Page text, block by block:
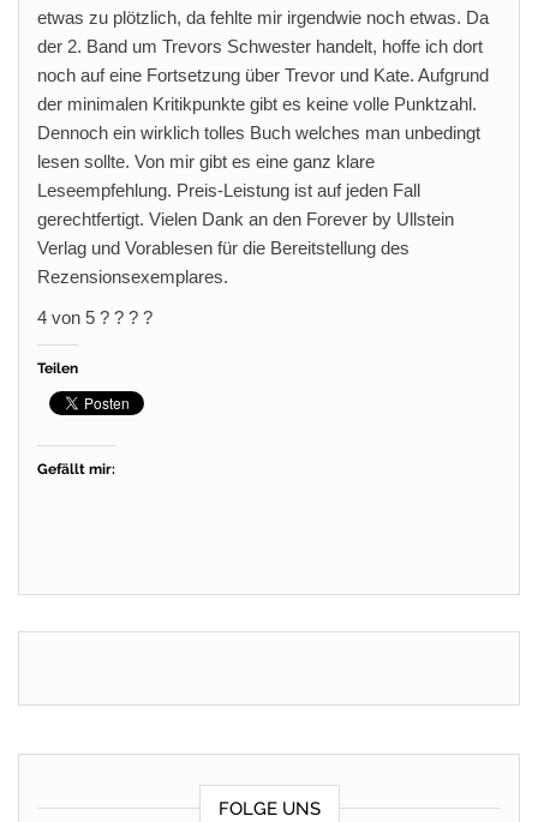
etwas zu plötzlich, da fehlte mir irgendwie noch etwas. Da
der 2. Band um Trevors Schwester handelt, hoffe ich dort
noch auf eine Fortsetzung über Trevor und Kate. Aufgrund
der minimalen Kritikpunkte gibt es keine volle Punktzahl.
Dennoch ein wirklich tolles Buch welches man unbedingt
lesen sollte. Von mir gibt es eine ganz klare
Leseempfehlung. Preis-Leistung ist auf jeden Fall
gerechtfertigt. Vielen Dank an den Forever by Ullstein
Verlag und Vorablesen für die Bereitstellung des
Rezensionsexemplares.
4 von 5 ? ? ? ?
Teilen
Gefällt mir:
FOLGE UNS